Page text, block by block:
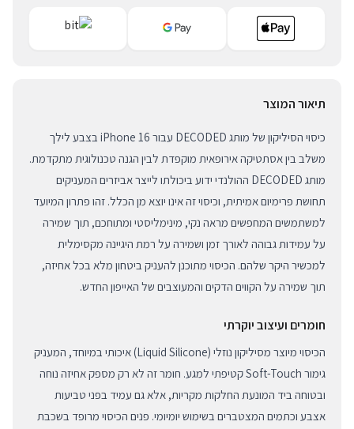
תיאור המוצר
כיסוי הסיליקון של מותג DECODED עבור iPhone 16 בצבע לילך
משלב בין אסתטיקה אירופאית מוקפדת לבין הגנה טכנולוגית מתקדמת.
מותג DECODED ההולנדי ידוע ביכולתו לייצר אביזרים המעניקים
תחושת פרימיום אמיתית, וכיסוי זה אינו יוצא מן הכלל. זהו פתרון המיועד
למשתמשים המחפשים מראה נקי, מינימליסטי ומתוחכם, תוך שמירה
על עמידות גבוהה לאורך זמן ושמירה על רמת היגיינה מקסימלית
למכשיר היקר שלהם. הכיסוי מתוכנן להעניק ביטחון מלא בכל אחיזה,
תוך שמירה על הקווים הדקים והמעוצבים של האייפון החדש.
חומרים ועיצוב יוקרתי
הכיסוי מיוצר מסיליקון נוזלי (Liquid Silicone) איכותי במיוחד, המעניק
גימור Soft-Touch קטיפתי למגע. חומר זה לא רק מספק אחיזה נוחה
ובטוחה ביד המונעת החלקות מקריות, אלא גם עמיד בפני טביעות
אצבע וכתמים המצטברים בשימוש יומיומי. פנים הכיסוי מרופד בשכבת